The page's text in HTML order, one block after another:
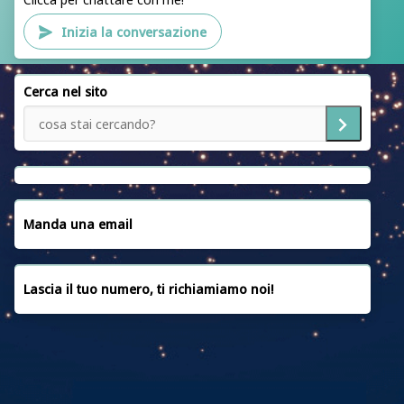
CAF ACLI ROMA
PATRONATO ACLI ROMA
SEDI
SERVIZI
NOTIZIE
EMERGENZA UCRAINA
CONVENZIONI
CONTATTACI
PRIVACY POLICY
Inizia la conversazione
Cerca nel sito
Manda una email
Lascia il tuo numero, ti richiamiamo noi!